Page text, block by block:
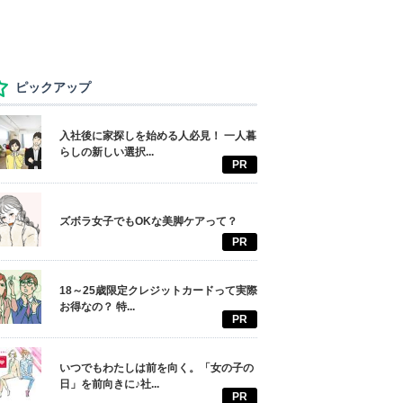
ピックアップ
入社後に家探しを始める人必見！ 一人暮
らしの新しい選択...
PR
ズボラ女子でもOKな美脚ケアって？
PR
18～25歳限定クレジットカードって実際
お得なの？ 特...
PR
いつでもわたしは前を向く。「女の子の
日」を前向きに♪社...
PR